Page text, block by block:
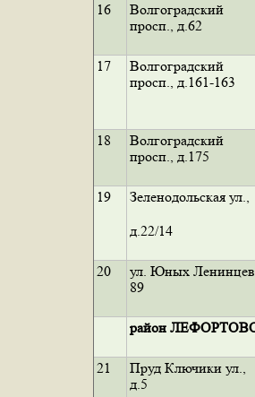
16
Волгоградский
просп., д.62
17
Волгоградский
просп., д.161-163
18
Волгоградский
просп., д.175
19
Зеленодольская ул.,
д.22/14
20
ул. Юных
89
район
21
Пруд Ключики ул.,
д.5